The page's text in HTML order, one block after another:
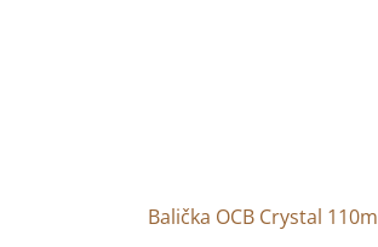
Balička OCB Crystal